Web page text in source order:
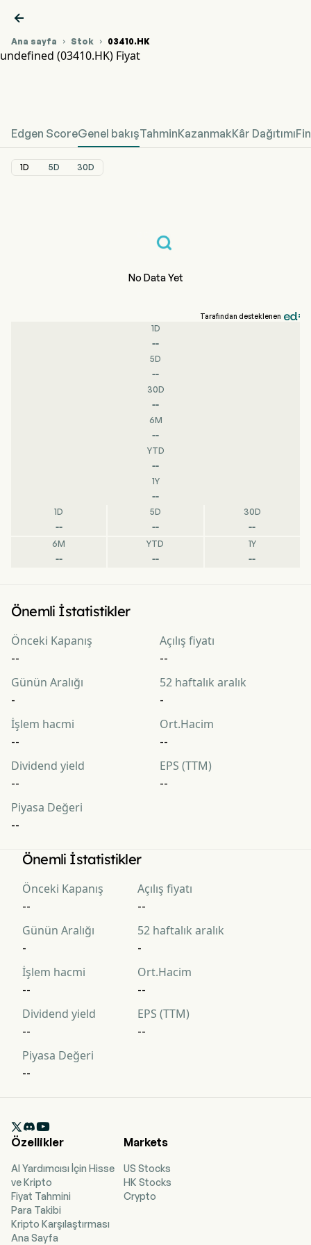

Ana sayfa  Stok  03410.HK
undefined (03410.HK) Fiyat
Edgen ScoreGenel bakışTahminKazanmakKâr Dağıtımı
1D 5D 30D
No Data Yet
Tarafından desteklenen
1D
--
5D
--
30D
--
6M
--
YTD
--
1Y
--
1D
--
5D
--
30D
--
6M
--
YTD
--
1Y
--
Önemli İstatistikler
Önceki Kapanış
--
Açılış fiyatı
--
Günün Aralığı
-
52 haftalık aralık
-
İşlem hacmi
--
Ort.Hacim
--
Dividend yield
--
EPS (TTM)
--
Piyasa Değeri
--
Önemli İstatistikler
Önceki Kapanış
--
Açılış fiyatı
--
Günün Aralığı
-
52 haftalık aralık
-
İşlem hacmi
--
Ort.Hacim
--
Dividend yield
--
EPS (TTM)
--
Piyasa Değeri
--

Özellikler
AI Yardımcısı İçin Hisse
ve Kripto
Fiyat Tahmini
Para Takibi
Kripto Karşılaştırması
Ana Sayfa
Markets
US Stocks
HK Stocks
Crypto